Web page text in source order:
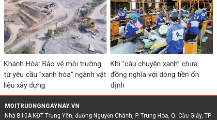
Khánh Hòa: Bảo vệ môi trường
từ yêu cầu "xanh hóa" ngành vật
liệu xây dựng
Khi “câu chuyện xanh” chưa
đồng nghĩa với dòng tiền ổn
định
MOITRUONGNGAYNAY.VN
Nhà B10A KĐT Trung Yên, đường Nguyễn Chánh, P. Trung Hòa, Q. Cầu Giấy, TP.